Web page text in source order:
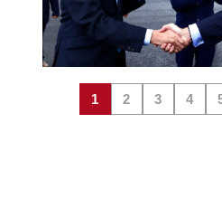
1 2 3 4